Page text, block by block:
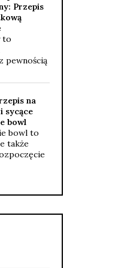
Przepis
to
pewnością
na
sycące
bowl
bowl to
także